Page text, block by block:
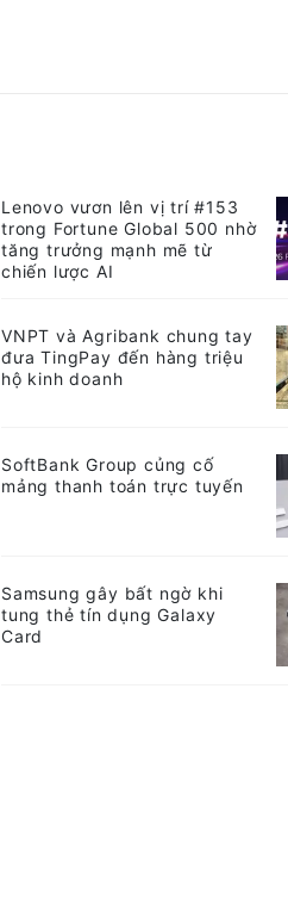
Lenovo vươn lên vị trí #153
trong Fortune Global 500 nhờ
tăng trưởng mạnh mẽ từ
chiến lược AI
VNPT và Agribank chung tay
đưa TingPay đến hàng triệu
hộ kinh doanh
SoftBank Group củng cố
mảng thanh toán trực tuyến
Samsung gây bất ngờ khi
tung thẻ tín dụng Galaxy
Card